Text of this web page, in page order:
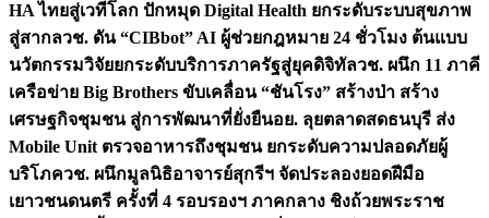
HA ไทยสู่เวทีโลก ปักหมุด Digital Health ยกระดับระบบสุขภาพ
สู่สากลวช. ดัน “CIBbot” AI ผู้ช่วยกฎหมาย 24 ชั่วโมง ต้นแบบ
นวัตกรรมวิจัยยกระดับบริการภาครัฐสู่ยุคดิจิทัลวช. ผนึก 11 ภาคี
เครือข่าย Big Brothers ขับเคลื่อน “ชันโรง” สร้างป่า สร้าง
เศรษฐกิจชุมชน สู่การพัฒนาที่ยั่งยืนอย. ลุยตลาดสดธนบุรี ส่ง
Mobile Unit ตรวจอาหารถึงชุมชน ยกระดับความปลอดภัยผู้
บริโภควช. ผนึกมูลนิธิอาจารย์สุกรีฯ จัดประลองยอดฝีมือ
เยาวชนดนตรี ครั้งที่ 4 รอบรองฯ ภาคกลาง ชิงถ้วยพระราช